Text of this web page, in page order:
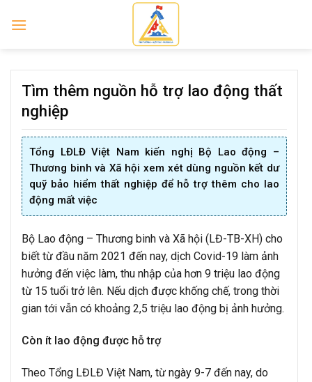
Tìm thêm nguồn hỗ trợ lao động thất
nghiệp
Tổng LĐLĐ Việt Nam kiến nghị Bộ Lao động –
Thương binh và Xã hội xem xét dùng nguồn kết dư
quỹ bảo hiểm thất nghiệp để hỗ trợ thêm cho lao
động mất việc
Bộ Lao động – Thương binh và Xã hội (LĐ-TB-XH) cho
biết từ đầu năm 2021 đến nay, dịch Covid-19 làm ảnh
hưởng đến việc làm, thu nhập của hơn 9 triệu lao động
từ 15 tuổi trở lên. Nếu dịch được khống chế, trong thời
gian tới vẫn có khoảng 2,5 triệu lao động bị ảnh hưởng.
Còn ít lao động được hỗ trợ
Theo Tổng LĐLĐ Việt Nam, từ ngày 9-7 đến nay, do